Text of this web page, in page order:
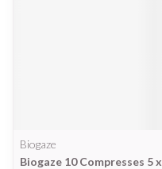
Biogaze
Biogaze 10 Compresses 5 x